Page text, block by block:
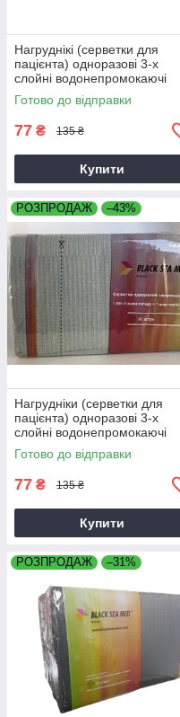
Нагруднікі (серветки для
пацієнта) одноразові 3-х
слойні водонепромокаючі
BLACKSEAMED™, сині, 50шт
Готово до відправки
77 ₴ 135 ₴
Купити
РОЗПРОДАЖ –43%
Нагрудніки (серветки для
пацієнта) одноразові 3-х
слойні водонепромокаючі
BLACKSEAMED™, сірі, 50шт
Готово до відправки
77 ₴ 135 ₴
Купити
РОЗПРОДАЖ –31%